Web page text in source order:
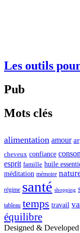
Les outils
Pub
Mots clés
alimentation amour
cheveux confiance
esprit famille huile
méditation mémoire
régime santé shopping
tableau temps travail
équilibre
Designed &